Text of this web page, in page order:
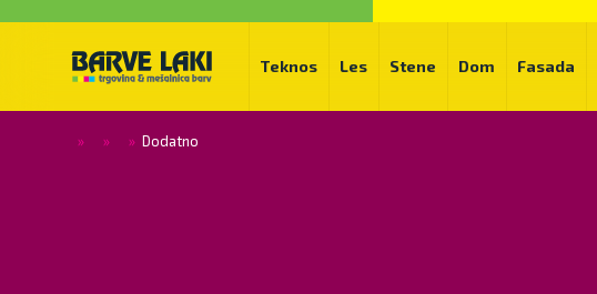
Teknos Les Stene Dom Fasada
» » » Dodatno